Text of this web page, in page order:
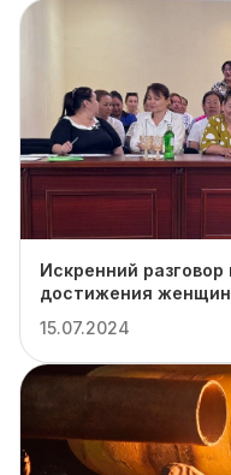
Искренний
достижения женщин
15.07.2024